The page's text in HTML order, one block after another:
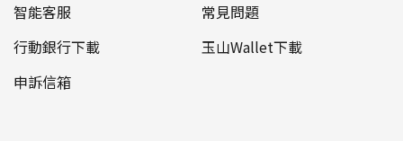
智能客服
常見問題
行動銀行下載
玉山Wallet下載
申訴信箱